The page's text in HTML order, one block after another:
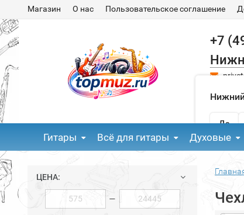
Магазин О нас Пользовательское соглашение
+7
Да
Гитары Всё для гитары Духовые
ЦЕНА:
—